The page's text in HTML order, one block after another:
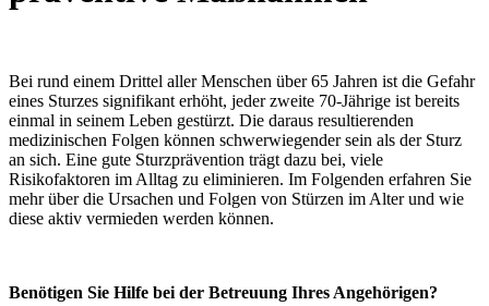
Bei rund einem Drittel aller Menschen über 65 Jahren ist die Gefahr
eines Sturzes signifikant erhöht, jeder zweite 70-Jährige ist bereits
einmal in seinem Leben gestürzt. Die daraus resultierenden
medizinischen Folgen können schwerwiegender sein als der Sturz
an sich. Eine gute Sturzprävention trägt dazu bei, viele
Risikofaktoren im Alltag zu eliminieren. Im Folgenden erfahren Sie
mehr über die Ursachen und Folgen von Stürzen im Alter und wie
diese aktiv vermieden werden können.
Benötigen Sie Hilfe bei der Betreuung Ihres Angehörigen?